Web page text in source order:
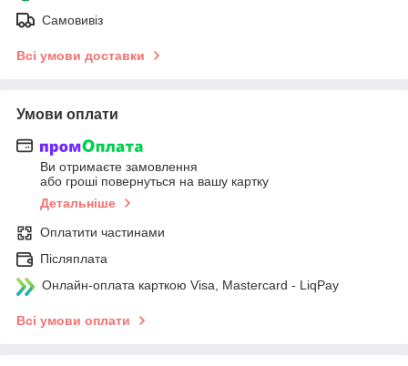
Самовивіз
Всі умови доставки
Умови оплати
Ви отримаєте замовлення
або гроші повернуться на вашу картку
Детальніше
Оплатити частинами
Післяплата
Онлайн-оплата карткою Visa, Mastercard - LiqPay
Всі умови оплати